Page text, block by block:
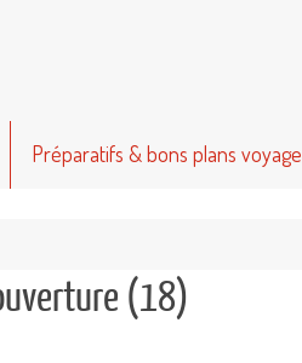
Préparatifs & bons plans voyage
(18)